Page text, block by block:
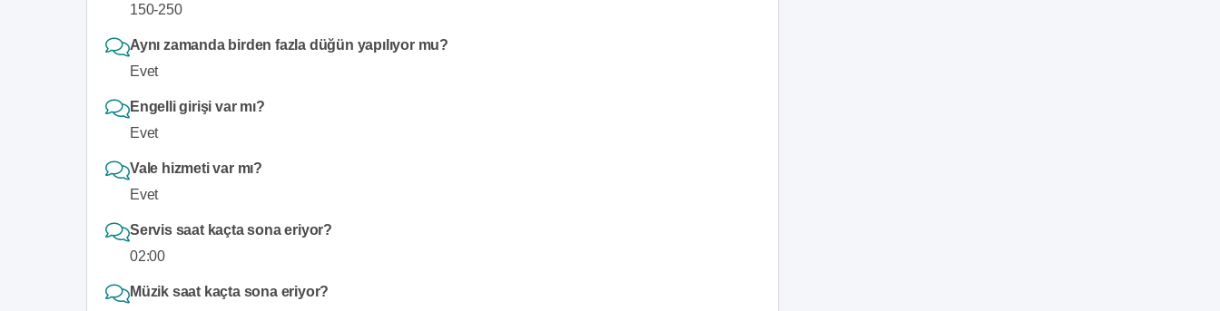
150-250
Aynı zamanda birden fazla düğün yapılıyor mu?
Evet
Engelli girişi var mı?
Evet
Vale hizmeti var mı?
Evet
Servis saat kaçta sona eriyor?
02:00
Müzik saat kaçta sona eriyor?